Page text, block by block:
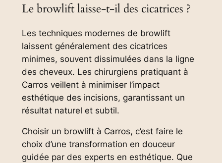
Le browlift laisse-t-il des cicatrices ?
Les techniques modernes de browlift
laissent généralement des cicatrices
minimes, souvent dissimulées dans la ligne
des cheveux. Les chirurgiens pratiquant à
Carros veillent à minimiser l’impact
esthétique des incisions, garantissant un
résultat naturel et subtil.
Choisir un browlift à Carros, c’est faire le
choix d’une transformation en douceur
guidée par des experts en esthétique. Que